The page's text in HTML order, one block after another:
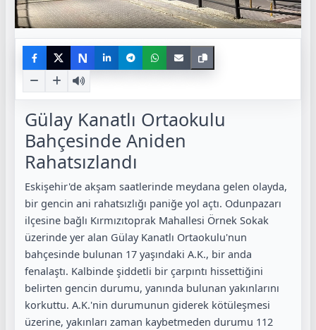
N
Gülay Kanatlı Ortaokulu
Bahçesinde Aniden
Rahatsızlandı
Eskişehir'de akşam saatlerinde meydana gelen olayda,
bir gencin ani rahatsızlığı paniğe yol açtı. Odunpazarı
ilçesine bağlı Kırmızıtoprak Mahallesi Örnek Sokak
üzerinde yer alan Gülay Kanatlı Ortaokulu'nun
bahçesinde bulunan 17 yaşındaki A.K., bir anda
fenalaştı. Kalbinde şiddetli bir çarpıntı hissettiğini
belirten gencin durumu, yanında bulunan yakınlarını
korkuttu. A.K.'nin durumunun giderek kötüleşmesi
üzerine, yakınları zaman kaybetmeden durumu 112